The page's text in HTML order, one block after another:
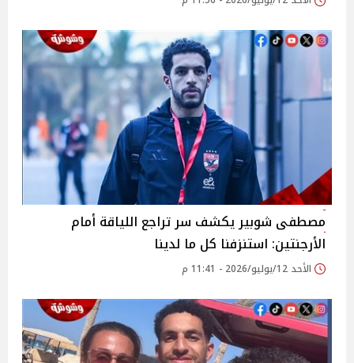
مصطفى شوبير يكشف سر تراجع اللياقة أمام
الأرجنتين: استنزفنا كل ما لدينا
الأحد 12/يوليو/2026 - 11:41 م